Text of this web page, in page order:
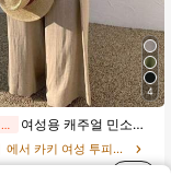
4
여성용 캐주얼 민소매 라운드 넥 탑과 와이드 레그 팬츠 세트. 포켓이 있는 완벽한 여름용 비신축성 의상.
에서 카키 여성 투피스 의상